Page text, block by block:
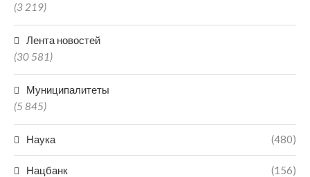
(3 219)
Лента новостей
(30 581)
Муниципалитеты
(5 845)
Наука (480)
Нацбанк (156)